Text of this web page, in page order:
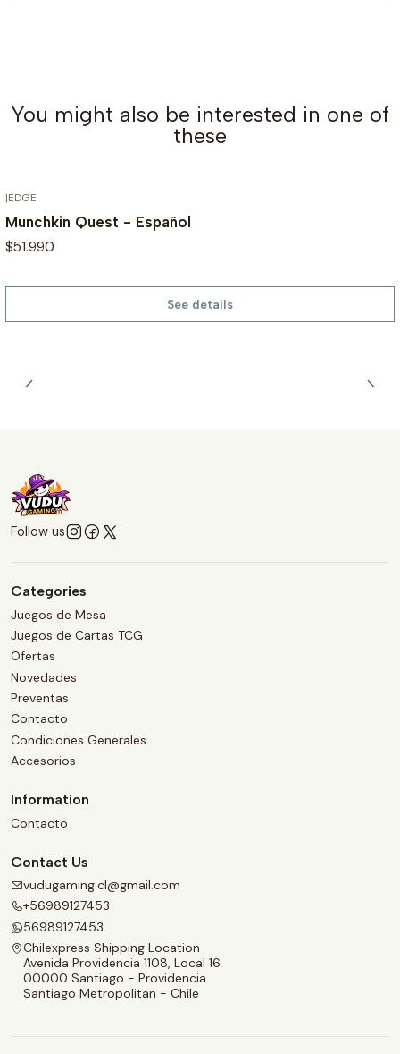
You might also be interested in one of
these
|EDGE
Munchkin Quest - Español
$51.990
See details
Follow us
Categories
Juegos de Mesa
Juegos de Cartas TCG
Ofertas
Novedades
Preventas
Contacto
Condiciones Generales
Accesorios
Information
Contacto
Contact Us
vudugaming.cl@gmail.com
+56989127453
56989127453
Chilexpress Shipping Location
Avenida Providencia 1108, Local 16
00000 Santiago - Providencia
Santiago Metropolitan - Chile